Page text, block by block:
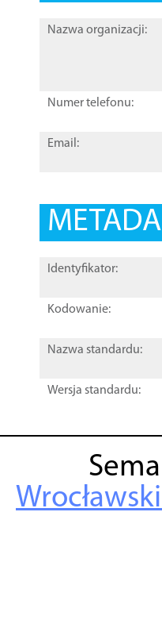
Nazwa organizacji:
Numer telefonu:
Email:
Identyfikator:
Kodowanie:
Nazwa standardu:
Wersja standardu: